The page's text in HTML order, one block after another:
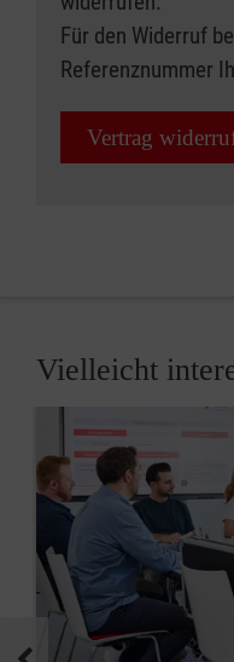
Für den Widerruf
Referenznummer
Vertrag
Vielleicht